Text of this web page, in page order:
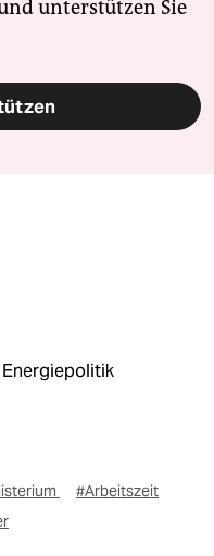
unterstützen Sie
#Arbeitszeit